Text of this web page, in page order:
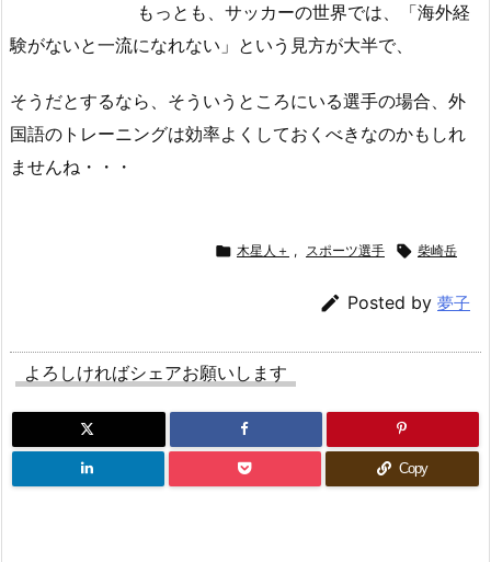
もっとも、サッカーの世界では、「海外経
験がないと一流になれない」という見方が大半で、
そうだとするなら、そういうところにいる選手の場合、外
国語のトレーニングは効率よくしておくべきなのかもしれ
ませんね・・・
 木星人＋ , スポーツ選手  柴崎岳
 Posted by 夢子
よろしければシェアお願いします
Copy